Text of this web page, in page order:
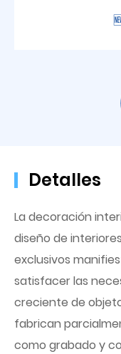
Detalles
La decoración
diseño de
exclusivos
satisfacer las
creciente de
fabrican
como grabado y